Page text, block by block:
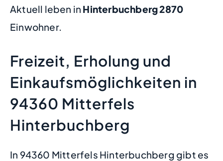
Aktuell leben in Hinterbuchberg2870
Einwohner.
Freizeit, Erholung und
Einkaufsmöglichkeiten in
94360 Mitterfels
Hinterbuchberg
In 94360 Mitterfels Hinterbuchberg gibt es